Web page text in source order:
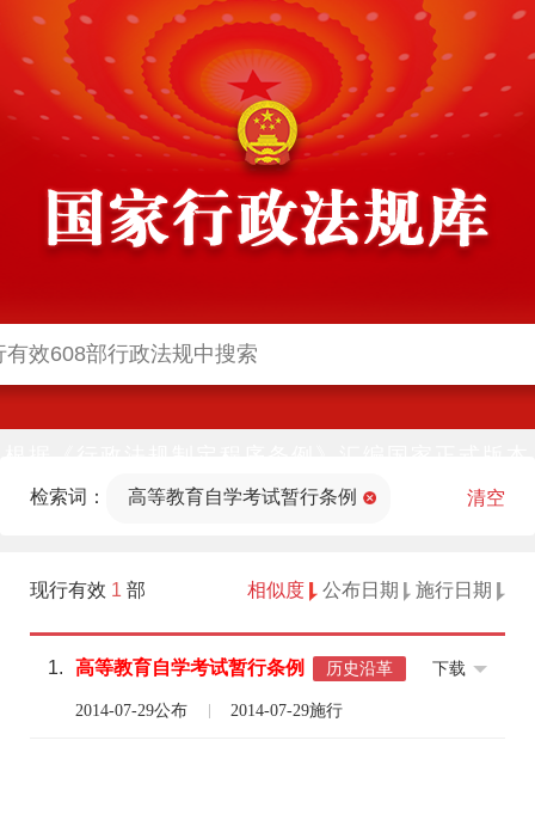
法部官网)同步公布
检索词： 高等教育自学考试暂行条例 清空
现行有效 1 部 相似度 公布日期 施行日期
1. 高等教育自学考试暂行条例 历史沿革
2014-07-29公布 2014-07-29施行
下载